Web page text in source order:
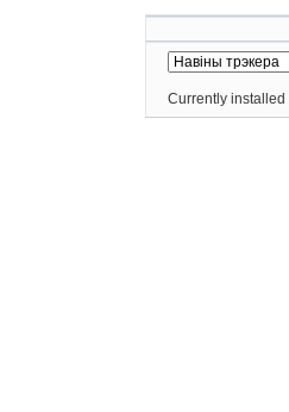
Currently installed